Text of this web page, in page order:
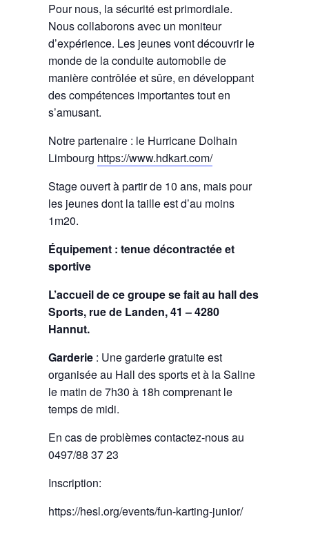
Pour nous, la sécurité est primordiale.
Nous collaborons avec un moniteur
d’expérience. Les jeunes vont découvrir le
monde de la conduite automobile de
manière contrôlée et sûre, en développant
des compétences importantes tout en
s’amusant.
Notre partenaire : le Hurricane Dolhain
Limbourg https://www.hdkart.com/
Stage ouvert à partir de 10 ans, mais pour
les jeunes dont la taille est d’au moins
1m20.
Équipement : tenue décontractée et
sportive
L’accueil de ce groupe se fait au hall des
Sports, rue de Landen, 41 – 4280
Hannut.
Garderie : Une garderie gratuite est
organisée au Hall des sports et à la Saline
le matin de 7h30 à 18h comprenant le
temps de midi.
En cas de problèmes contactez-nous au
0497/88 37 23
Inscription:
https://hesl.org/events/fun-karting-junior/